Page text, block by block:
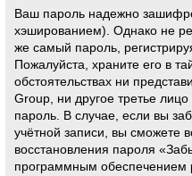
Ваш пароль надежно
хэшированием). Однако не
же самый пароль,
Пожалуйста, храните его в
обстоятельствах ни
Group, ни другое третье
пароль. В случае, если вы
учётной записи, вы сможете
восстановления пароля
программным обеспечением